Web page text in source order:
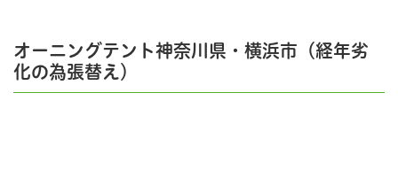
オーニングテント神奈川県・横浜市（経年劣
化の為張替え）